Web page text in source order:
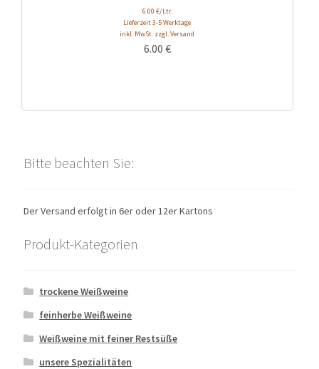
6.00 €/Ltr.
Lieferzeit 3-5 Werktage
inkl. MwSt. zzgl. Versand
6.00 €
Bitte beachten Sie:
Der Versand erfolgt in 6er oder 12er Kartons
Produkt-Kategorien
trockene Weißweine
feinherbe Weißweine
Weißweine mit feiner Restsüße
unsere Spezialitäten